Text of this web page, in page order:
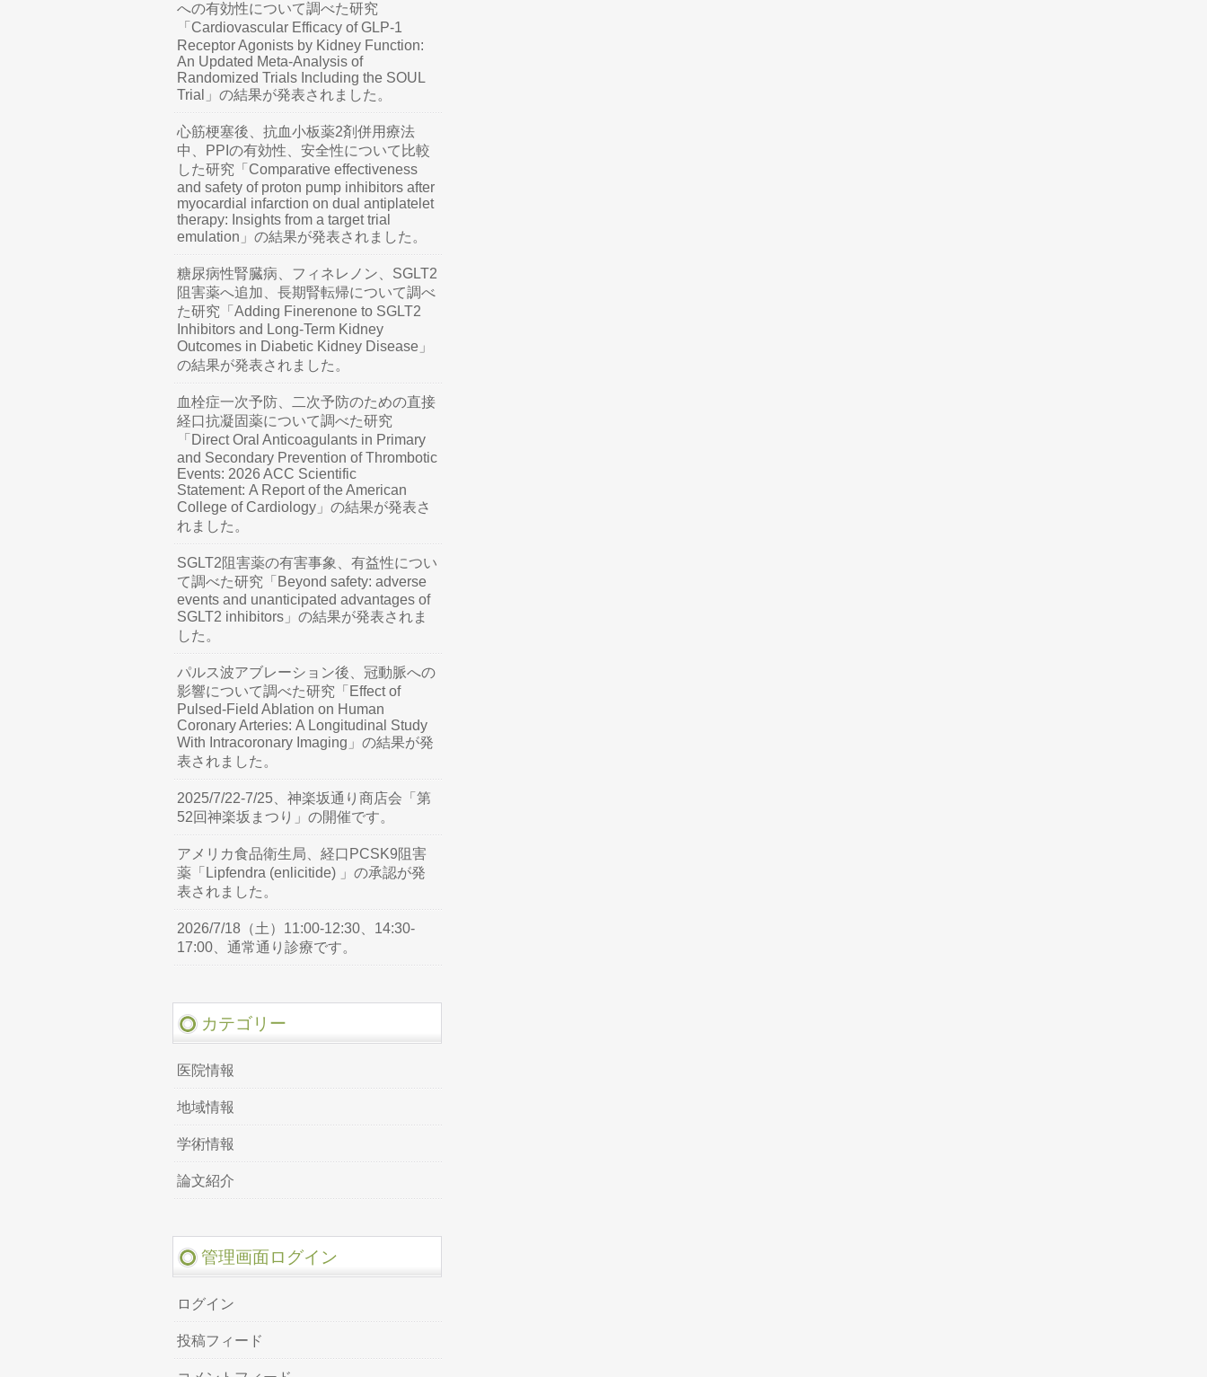
への有効性について調べた研究
「Cardiovascular Efficacy of GLP-1
Receptor Agonists by Kidney Function:
An Updated Meta-Analysis of
Randomized Trials Including the SOUL
Trial」の結果が発表されました。
心筋梗塞後、抗血小板薬2剤併用療法
中、PPIの有効性、安全性について比較
した研究「Comparative effectiveness
and safety of proton pump inhibitors after
myocardial infarction on dual antiplatelet
therapy: Insights from a target trial
emulation」の結果が発表されました。
糖尿病性腎臓病、フィネレノン、SGLT2
阻害薬へ追加、長期腎転帰について調べ
た研究「Adding Finerenone to SGLT2
Inhibitors and Long-Term Kidney
Outcomes in Diabetic Kidney Disease」
の結果が発表されました。
血栓症一次予防、二次予防のための直接
経口抗凝固薬について調べた研究
「Direct Oral Anticoagulants in Primary
and Secondary Prevention of Thrombotic
Events: 2026 ACC Scientific
Statement: A Report of the American
College of Cardiology」の結果が発表さ
れました。
SGLT2阻害薬の有害事象、有益性につい
て調べた研究「Beyond safety: adverse
events and unanticipated advantages of
SGLT2 inhibitors」の結果が発表されま
した。
パルス波アブレーション後、冠動脈への
影響について調べた研究「Effect of
Pulsed-Field Ablation on Human
Coronary Arteries: A Longitudinal Study
With Intracoronary Imaging」の結果が発
表されました。
2025/7/22-7/25、神楽坂通り商店会「第
52回神楽坂まつり」の開催です。
アメリカ食品衛生局、経口PCSK9阻害
薬「Lipfendra (enlicitide) 」の承認が発
表されました。
2026/7/18（土）11:00-12:30、14:30-
17:00、通常通り診療です。
カテゴリー
医院情報
地域情報
学術情報
論文紹介
管理画面ログイン
ログイン
投稿フィード